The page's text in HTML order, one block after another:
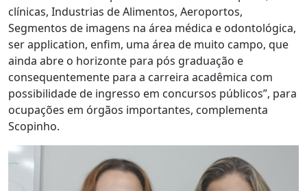
clínicas, Industrias de Alimentos, Aeroportos,
Segmentos de imagens na área médica e odontológica,
ser application, enfim, uma área de muito campo, que
ainda abre o horizonte para pós graduação e
consequentemente para a carreira acadêmica com
possibilidade de ingresso em concursos públicos”, para
ocupações em órgãos importantes, complementa
Scopinho.